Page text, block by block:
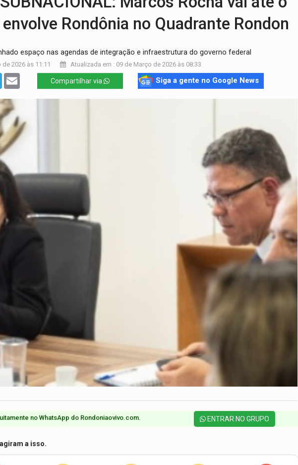
Negra ganha projeção nacional com participação de Marcela Bonfim
Velho tem chances de chuvas isoladas nesta sexta-feira (7)
Assembleia Geral delibera greve da educação municipal em Porto Velho
O CRIME:
Rondônia no Quadrante Rondon
espaço nas agendas de integração e infraestrutura do governo federal
2026 às 11:11 Atualizada em : 09 de Março de 2026 às 08:33
Telegram Compartilhar via Siga a gente no Google News
no WhatsApp do Rondoniaovivo.com.​ ENTRAR NO GRUPO
a isso.